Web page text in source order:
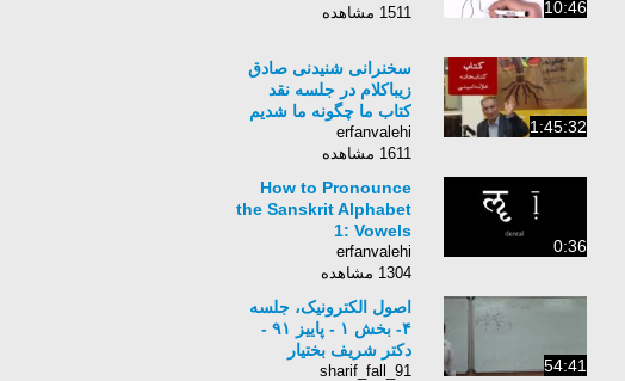
10:46
1511 مشاهده
1:45:32
سخنرانی شنیدنی صادق
زیباکلام در جلسه نقد
کتاب ما چگونه ما شدیم
erfanvalehi
1611 مشاهده
0:36
How to Pronounce
the Sanskrit Alphabet
1: Vowels
erfanvalehi
1304 مشاهده
54:41
اصول الکترونیک، جلسه
۴- بخش ۱ - پاییز ۹۱ -
دکتر شریف بختیار
sharif_fall_91